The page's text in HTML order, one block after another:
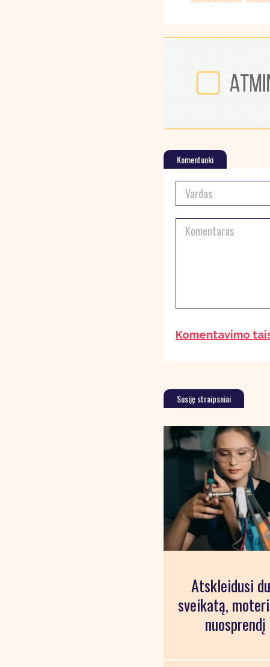
Komentuoki
Komentavimo
Susiję straipsniai
Atskleidusi
sveikatą,